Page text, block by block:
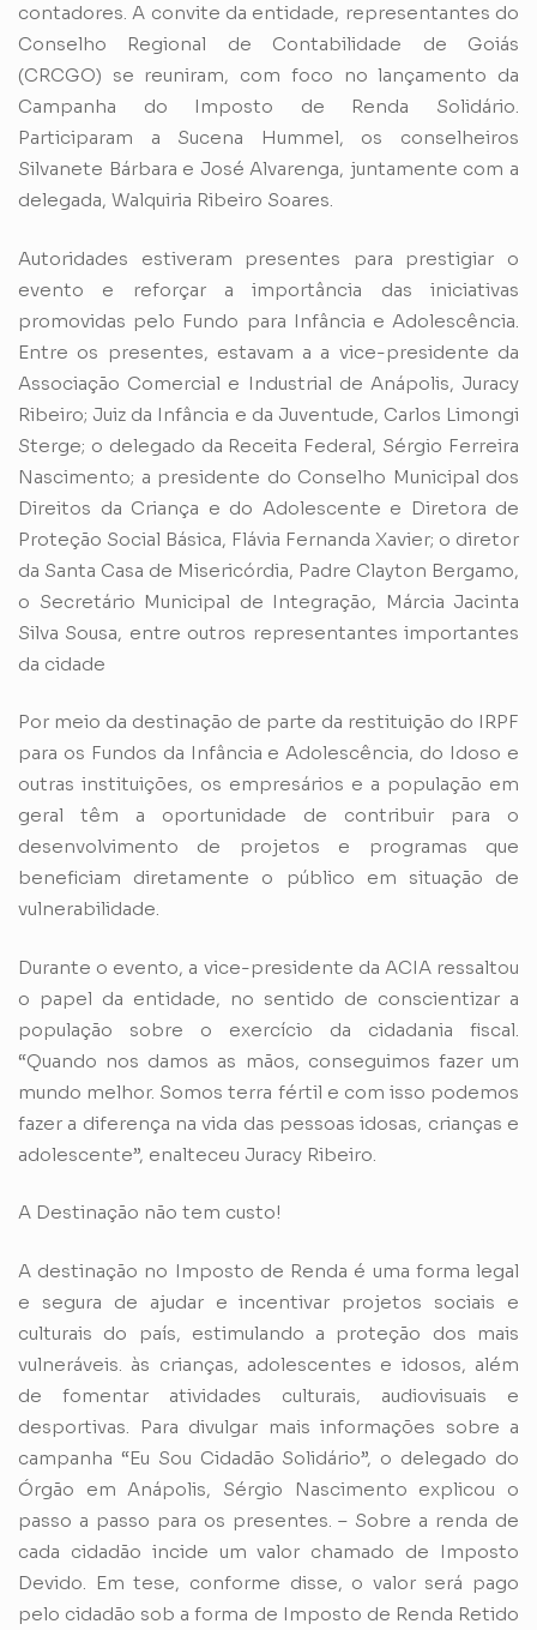
contadores. A convite da entidade, representantes do
Conselho Regional de Contabilidade de Goiás
(CRCGO) se reuniram, com foco no lançamento da
Campanha do Imposto de Renda Solidário.
Participaram a Sucena Hummel, os conselheiros
Silvanete Bárbara e José Alvarenga, juntamente com a
delegada, Walquiria Ribeiro Soares.
Autoridades estiveram presentes para prestigiar o
evento e reforçar a importância das iniciativas
promovidas pelo Fundo para Infância e Adolescência.
Entre os presentes, estavam a a vice-presidente da
Associação Comercial e Industrial de Anápolis, Juracy
Ribeiro; Juiz da Infância e da Juventude, Carlos Limongi
Sterge; o delegado da Receita Federal, Sérgio Ferreira
Nascimento; a presidente do Conselho Municipal dos
Direitos da Criança e do Adolescente e Diretora de
Proteção Social Básica, Flávia Fernanda Xavier; o diretor
da Santa Casa de Misericórdia, Padre Clayton Bergamo,
o Secretário Municipal de Integração, Márcia Jacinta
Silva Sousa, entre outros representantes importantes
da cidade
Por meio da destinação de parte da restituição do IRPF
para os Fundos da Infância e Adolescência, do Idoso e
outras instituições, os empresários e a população em
geral têm a oportunidade de contribuir para o
desenvolvimento de projetos e programas que
beneficiam diretamente o público em situação de
vulnerabilidade.
Durante o evento, a vice-presidente da ACIA ressaltou
o papel da entidade, no sentido de conscientizar a
população sobre o exercício da cidadania fiscal.
“Quando nos damos as mãos, conseguimos fazer um
mundo melhor. Somos terra fértil e com isso podemos
fazer a diferença na vida das pessoas idosas, crianças e
adolescente”, enalteceu Juracy Ribeiro.
A Destinação não tem custo!
A destinação no Imposto de Renda é uma forma legal
e segura de ajudar e incentivar projetos sociais e
culturais do país, estimulando a proteção dos mais
vulneráveis. às crianças, adolescentes e idosos, além
de fomentar atividades culturais, audiovisuais e
desportivas. Para divulgar mais informações sobre a
campanha “Eu Sou Cidadão Solidário”, o delegado do
Órgão em Anápolis, Sérgio Nascimento explicou o
passo a passo para os presentes. – Sobre a renda de
cada cidadão incide um valor chamado de Imposto
Devido. Em tese, conforme disse, o valor será pago
pelo cidadão sob a forma de Imposto de Renda Retido